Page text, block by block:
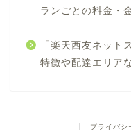
ランごとの料金・
「楽天西友ネット
特徴や配達エリア
プライバシ